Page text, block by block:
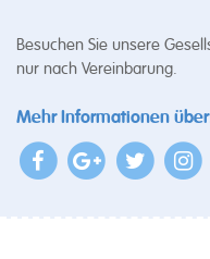
Besuchen Sie unsere
nur nach Vereinbarung.
Mehr Informationen